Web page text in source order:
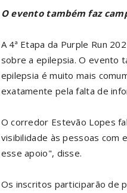
O evento também faz
A 4ª Etapa da Purple Run
sobre a epilepsia. O evento
epilepsia é muito mais
exatamente pela falta de
O corredor Estevão Lopes
visibilidade às pessoas com
esse apoio", disse.
Os inscritos participarão de